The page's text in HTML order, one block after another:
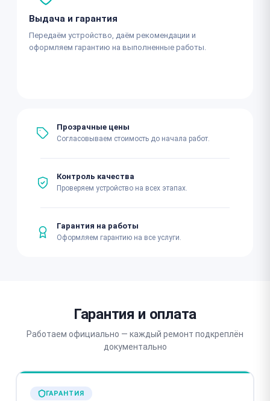
Выдача и гарантия
Передаём устройство, даём рекомендации и
оформляем гарантию на выполненные работы.
Прозрачные цены
Согласовываем стоимость до начала работ.
Контроль качества
Проверяем устройство на всех этапах.
Гарантия на работы
Оформляем гарантию на все услуги.
Гарантия и оплата
Работаем официально — каждый ремонт подкреплён
документально
ГАРАНТИЯ